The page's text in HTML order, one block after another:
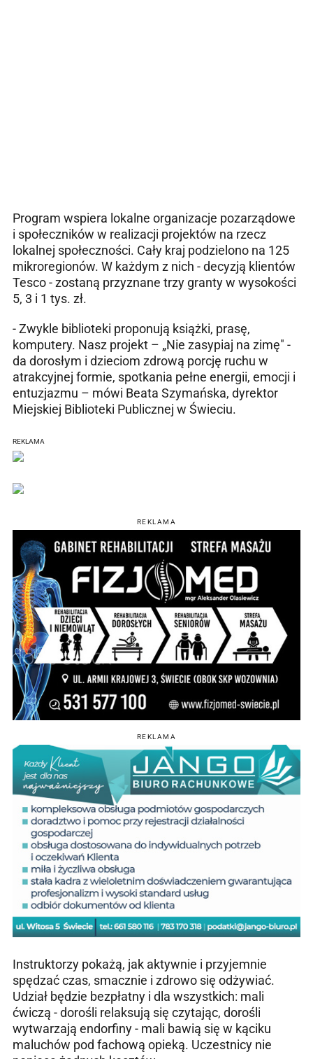
Program wspiera lokalne organizacje pozarządowe
i społeczników w realizacji projektów na rzecz
lokalnej społeczności. Cały kraj podzielono na 125
mikroregionów. W każdym z nich - decyzją klientów
Tesco - zostaną przyznane trzy granty w wysokości
5, 3 i 1 tys. zł.
- Zwykle biblioteki proponują książki, prasę,
komputery. Nasz projekt – „Nie zasypiaj na zimę" -
da dorosłym i dzieciom zdrową porcję ruchu w
atrakcyjnej formie, spotkania pełne energii, emocji i
entuzjazmu – mówi Beata Szymańska, dyrektor
Miejskiej Biblioteki Publicznej w Świeciu.
REKLAMA
REKLAMA
REKLAMA
Instruktorzy pokażą, jak aktywnie i przyjemnie
spędzać czas, smacznie i zdrowo się odżywiać.
Udział będzie bezpłatny i dla wszystkich: mali
ćwiczą - dorośli relaksują się czytając, dorośli
wytwarzają endorfiny - mali bawią się w kąciku
maluchów pod fachową opieką. Uczestnicy nie